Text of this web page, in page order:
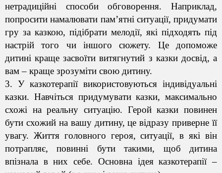
нетрадиційні способи обговорення. Наприклад,
попросити намалювати пам’ятнi ситуації, придумати
гру за казкою, підібрати мелодії, які підходять під
настрій того чи іншого сюжету. Це допоможе
дитині краще засвоїти витягнутий з казки досвід, а
вам – краще зрозуміти свою дитину.
3. У казкотерапії використовуються індивідуальні
казки. Навчіться придумувати казки, максимально
схожі на реальну ситуацію. Герой казки повинен
бути схожий на вашу дитину, це відразу приверне її
увагу. Життя головного героя, ситуації, в які він
потрапляє, повинні бути такими, щоб дитина
впізнала в них себе. Основна ідея казкотерапії –